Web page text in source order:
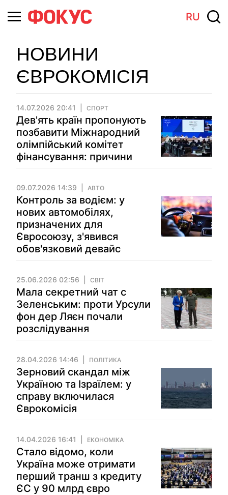
RU
НОВИНИ
ЄВРОКОМІСІЯ
14.07.2026 20:41 СПОРТ
Дев'ять країн пропонують
позбавити Міжнародний
олімпійський комітет
фінансування: причини
09.07.2026 14:39 АВТО
Контроль за водієм: у
нових автомобілях,
призначених для
Євросоюзу, з'явився
обов'язковий девайс
25.06.2026 02:56 СВІТ
Мала секретний чат с
Зеленським: проти Урсули
фон дер Ляєн почали
розслідування
28.04.2026 14:46 ПОЛІТИКА
Зерновий скандал між
Україною та Ізраїлем: у
справу включилася
Єврокомісія
14.04.2026 16:41 ЕКОНОМІКА
Стало відомо, коли
Україна може отримати
перший транш з кредиту
ЄС у 90 млрд євро